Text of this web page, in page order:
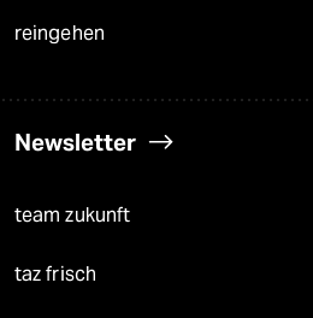
reingehen
Newsletter
team zukunft
taz frisch